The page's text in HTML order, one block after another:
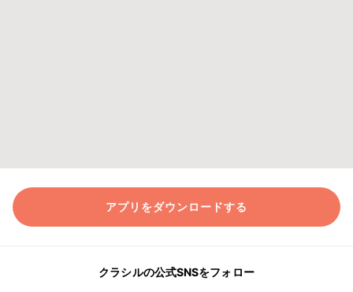
アプリをダウンロードする
クラシルの公式SNSをフォロー